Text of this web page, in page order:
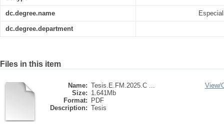
dc.degree.name
dc.degree.department
Files in this item
Name: Tesis.E.FM.2025.C ...
Size: 1.641Mb
Format:
PDF
Description: Tesis
View/